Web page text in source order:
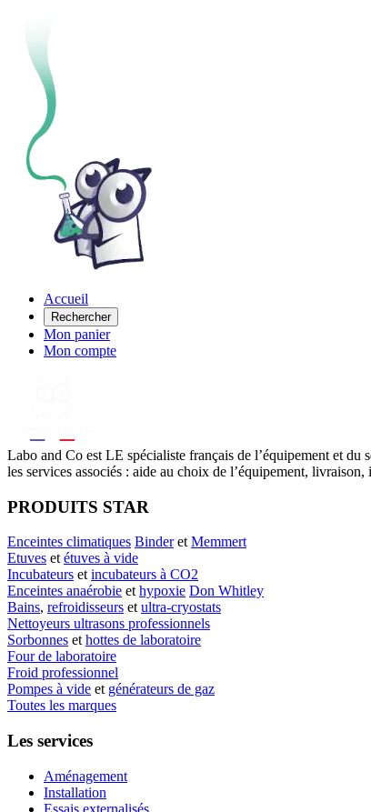
Accueil
Rechercher
Mon panier
Mon compte
Labo and Co est LE spécialiste français de l’équipement et
les services associés : aide au choix de l’équipement,
PRODUITS STAR
Enceintes climatiques Binderet Memmert
Etuves et étuves à vide
Incubateurs et incubateurs à CO2
Enceintes anaérobie et hypoxie Don Whitley
Bains, refroidisseurs et ultra-cryostats
Nettoyeurs ultrasons professionnels
Sorbonnes et hottes de laboratoire
Four de laboratoire
Froid professionnel
Pompes à vide et générateurs de gaz
Toutes les marques
Les services
Aménagement
Installation
Essais externalisés